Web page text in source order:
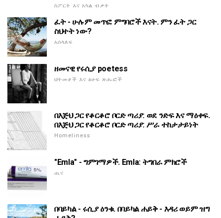
ስፖርት እና አካል ብቃት
ፈት - ሁሉም መጥፎ ምግባሮች እናት. ምን ፈት ጋር
ስህተት ነው?
አሰላለፍ
ዘመናዊ የሩሲያ poetess
ህትመቶች እና ፅሁፍ ጽሑፎች
በእጅህ ጋር የቆርቆሮ ቦርድ ጣሪያ: ወደ ንድፍ እና ማዕቀፍ.
በእጅህ ጋር የቆርቆሮ ቦርድ ጣሪያ: ሥራ ተከታታይነት
Homeliness
"Emla" - ግምገማዎች. Emla: ትግበራ ምክሮች
ጤና
በባይካል - ሩሲያ ዕንቁ. በባይካል ሐይቅ - እዳሪ ወይም ዝግ